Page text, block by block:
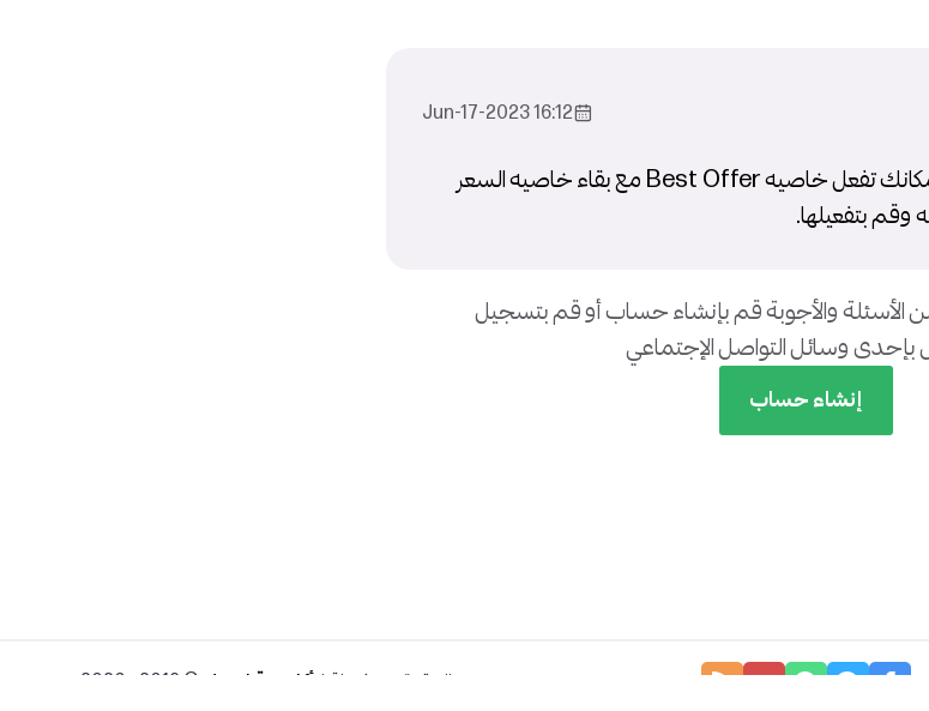
16:12 2023-Jun-17
اهلا , من خلال صفحه البيع بامكانك تفعل خاصيه Best Offer مع بقاء خاصيه السعر
الأسئلة والأجوبة قم بإنشاء حساب أو قم بتسجيل
بإحدى وسائل التواصل الإجتماعي
إنشاء حساب
جميع الحقوق محفوظة لـ أكاديمية إيسيلز © 2019 - 2026